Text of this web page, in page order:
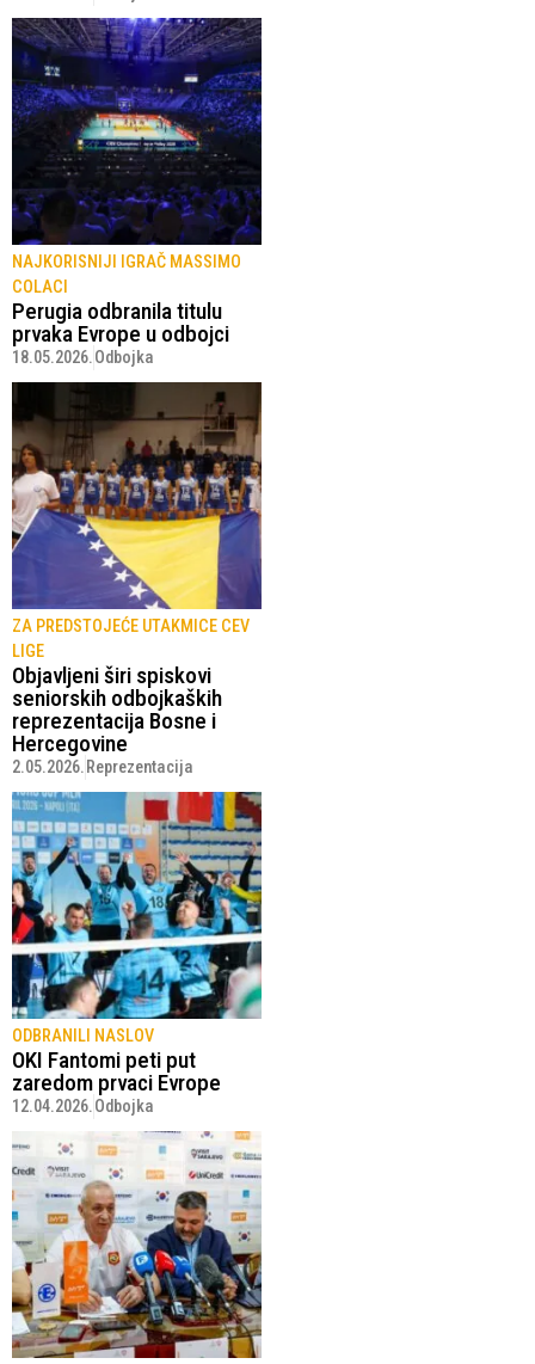
NAJKORISNIJI IGRAČ MASSIMO
COLACI
Perugia odbranila titulu
prvaka Evrope u odbojci
18.05.2026.Odbojka
ZA PREDSTOJEĆE UTAKMICE CEV
LIGE
Objavljeni širi spiskovi
seniorskih odbojkaških
reprezentacija Bosne i
Hercegovine
2.05.2026. Reprezentacija
ODBRANILI NASLOV
OKI Fantomi peti put
zaredom prvaci Evrope
12.04.2026.Odbojka